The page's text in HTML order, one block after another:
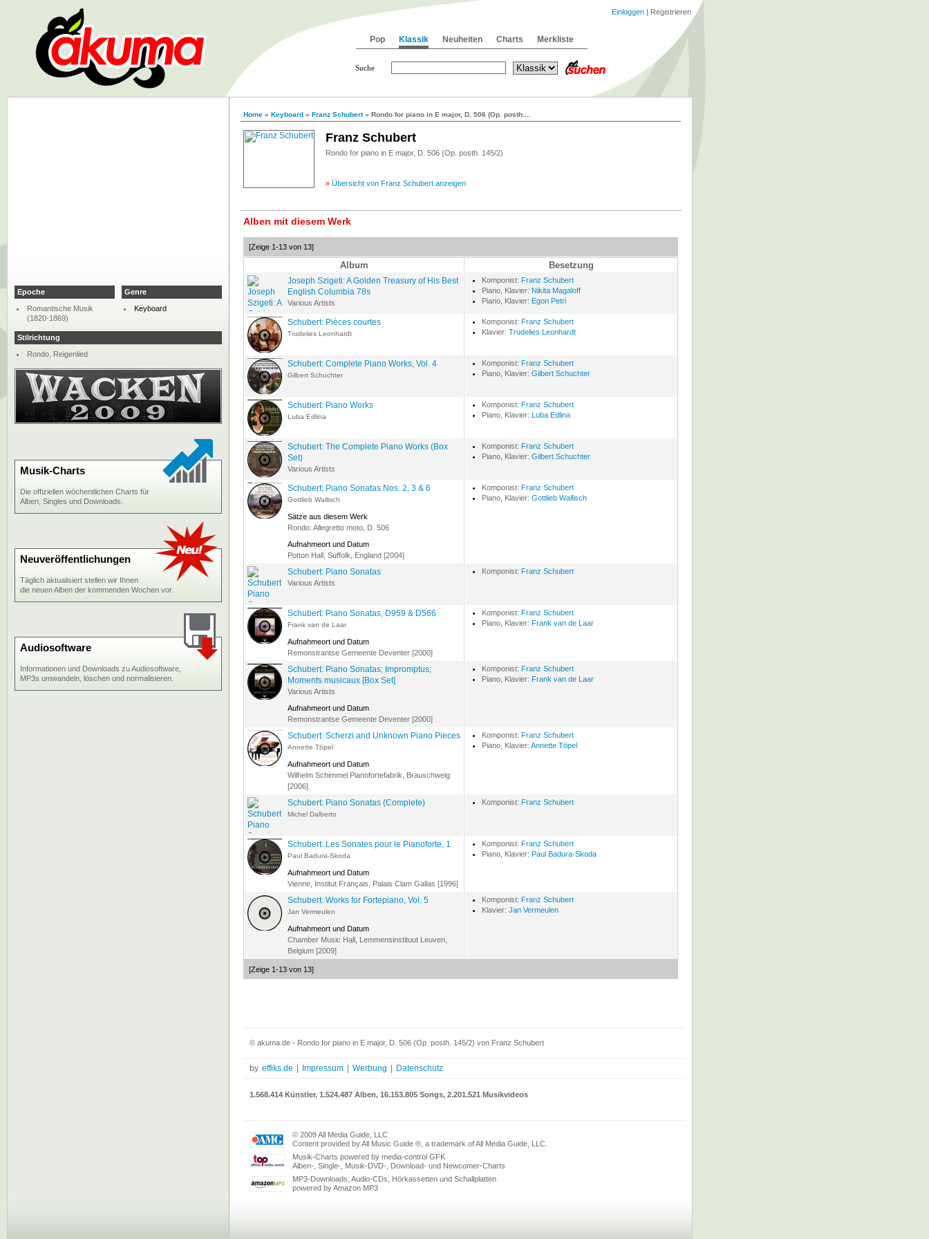
Home » Keyboard » Franz Schubert» Rondo for piano in E major, D. 506 (Op. posth....
Franz Schubert
Rondo for piano in E major, D. 506 (Op. posth. 145/2)
» Übersicht von Franz Schubert anzeigen
Alben mit diesem Werk
[Zeige 1-13 von 13]
Album Besetzung
Joseph Szigeti: A Golden Treasury of His Best
English Columbia 78s
Various Artists
Komponist: Franz Schubert
Piano, Klavier: Nikita Magaloff
Piano, Klavier: Egon Petri
Schubert: Pièces courtes
Trudelies Leonhardt
Komponist: Franz Schubert
Klavier: Trudelies Leonhardt
Schubert: Complete Piano Works, Vol. 4
Gilbert Schuchter
Komponist: Franz Schubert
Piano, Klavier: Gilbert Schuchter
Schubert: Piano Works
Luba Edlina
Komponist: Franz Schubert
Piano, Klavier: Luba Edlina
Schubert: The Complete Piano Works (Box
Set)
Various Artists
Komponist: Franz Schubert
Piano, Klavier: Gilbert Schuchter
Schubert: Piano Sonatas Nos. 2, 3 & 6
Gottlieb Wallisch
Sätze aus diesem Werk
Rondo: Allegretto moto, D. 506
Aufnahmeort und Datum
Potton Hall, Suffolk, England [2004]
Komponist: Franz Schubert
Piano, Klavier: Gottlieb Wallisch
Schubert: Piano Sonatas
Various Artists
Komponist: Franz Schubert
Schubert: Piano Sonatas, D959 & D566
Frank van de Laar
Aufnahmeort und Datum
Remonstrantse Gemeente Deventer [2000]
Komponist: Franz Schubert
Piano, Klavier: Frank van de Laar
Schubert: Piano Sonatas; Impromptus;
Moments musicaux [Box Set]
Various Artists
Aufnahmeort und Datum
Remonstrantse Gemeente Deventer [2000]
Komponist: Franz Schubert
Piano, Klavier: Frank van de Laar
Schubert: Scherzi and Unknown Piano Pieces
Annette Töpel
Aufnahmeort und Datum
Wilhelm Schimmel Pianofortefabrik, Brauschweig
[2006]
Komponist: Franz Schubert
Piano, Klavier: Annette Töpel
Schubert: Piano Sonatas (Complete)
Michel Dalberto
Komponist: Franz Schubert
Schubert: Les Sonates pour le Pianoforte, 1
Paul Badura-Skoda
Aufnahmeort und Datum
Vienne, Institut Français, Palais Clam Gallas [1996]
Komponist: Franz Schubert
Piano, Klavier: Paul Badura-Skoda
Schubert: Works for Fortepiano, Vol. 5
Jan Vermeulen
Aufnahmeort und Datum
Chamber Music Hall, Lemmensinstituut Leuven,
Belgium [2009]
Komponist: Franz Schubert
Klavier: Jan Vermeulen
[Zeige 1-13 von 13]
Epoche
Romantische Musik
(1820-1869)
Genre
Keyboard
Stilrichtung
Rondo, Reigenlied
Musik-Charts
Die offiziellen wöchentlichen Charts für
Alben, Singles und Downloads.
Neuveröffentlichungen
Täglich aktualisiert stellen wir Ihnen
die neuen Alben der kommenden Wochen vor.
Audiosoftware
Informationen und Downloads zu Audiosoftware,
MP3s umwandeln, löschen und normalisieren.
© akuma.de - Rondo for piano in E major, D. 506 (Op. posth. 145/2) von Franz Schubert
by effiks.de Impressum Werbung Datenschutz
1.568.414 Künstler, 1.524.487 Alben, 16.153.805 Songs, 2.201.521 Musikvideos
© 2009 All Media Guide, LLC
Content provided by All Music Guide ®, a trademark of All Media Guide, LLC.
Musik-Charts powered by media-control GFK
Alben-, Single-, Musik-DVD-, Download- und Newcomer-Charts
MP3-Downloads, Audio-CDs, Hörkassetten und Schallplatten
powered by Amazon MP3
Pop Klassik Neuheiten Charts Merkliste
Einloggen | Registrieren
Suche